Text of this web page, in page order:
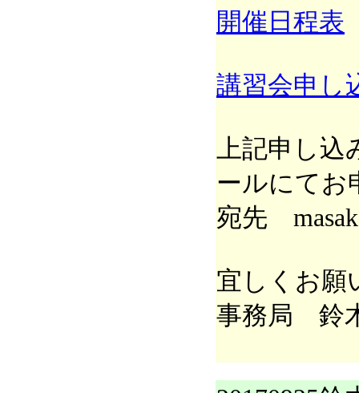
開催日程表
講習会申し
上記申し込
ールにてお
宛先
宜しくお願
事務局 鈴